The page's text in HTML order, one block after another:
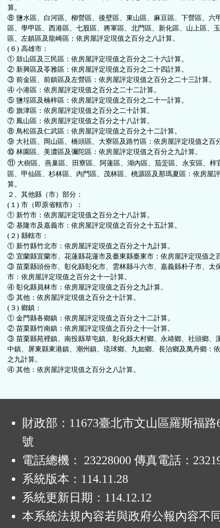
算。
⑧ 鹽水區、白河區、柳營區、後壁區、東山區、麻豆區、下營區、六
區、學甲區、西港區、七股區、將軍區、北門區、新化區、山上區、
區、左鎮區及龍崎區：依房屋評定現值之百分之八計算。
(６) 高雄市：
① 鼓山區及三民區：依房屋評定現值之百分之二十六計算。
② 新興區及苓雅區：依房屋評定現值之百分之二十四計算。
③ 前金區、前鎮區及左營區：依房屋評定現值之百分之二十三計算。
④ 小港區：依房屋評定現值之百分之二十二計算。
⑤ 鹽埕區及楠梓區：依房屋評定現值之百分之二十一計算。
⑥ 旗津區：依房屋評定現值之百分之二十計算。
⑦ 鳳山區：依房屋評定現值之百分之十八計算。
⑧ 鳥松區及仁武區：依房屋評定現值之百分之十二計算。
⑨ 大社區、岡山區、橋頭區、大寮區及路竹區：依房屋評定現值之百
⑩ 林園區、美濃區及彌陀區：依房屋評定現值之百分之九計算。
⑪ 大樹區、燕巢區、田寮區、阿蓮區、湖內區、茄萣區、永安區、梓
區、甲仙區、杉林區、內門區、茂林區、桃源區及那瑪夏區：依房屋
算。
２、其他縣（市）部分：
(１) 市（即原省轄市）：
① 新竹市：依房屋評定現值之百分之十八計算。
② 基隆市及嘉義市：依房屋評定現值之百分之十五計算。
(２) 縣轄市：
① 新竹縣竹北市：依房屋評定現值之百分之十九計算。
② 宜蘭縣宜蘭市、花蓮縣花蓮市及臺東縣臺東市：依房屋評定現值之
③ 苗栗縣頭份市、彰化縣彰化市、雲林縣斗六市、嘉義縣朴子市、太
市：依房屋評定現值之百分之十一計算。
④ 彰化縣員林市：依房屋評定現值之百分之九計算。
⑤ 其他：依房屋評定現值之百分之十計算。
(３) 鄉鎮：
① 金門縣各鄉鎮：依房屋評定現值之百分之十二計算。
② 苗栗縣竹南鎮：依房屋評定現值之百分之十一計算。
③ 苗栗縣苑裡鎮、南投縣草屯鎮、彰化縣大村鄉、永靖鄉、社頭鄉、
中鎮、屏東縣東港鎮、潮州鎮、琉球鄉、九如鄉、長治鄉及萬丹鄉：
之九計算。
④ 其他：依房屋評定現值之百分之八計算。
財政部：11673臺北市文山區羅斯福路
號
電話總機： 23228000 傳真電話：
系統版本： 114.11.28
系統更新日期： 114.12.12
本系統法規內容若與政府公報內容不